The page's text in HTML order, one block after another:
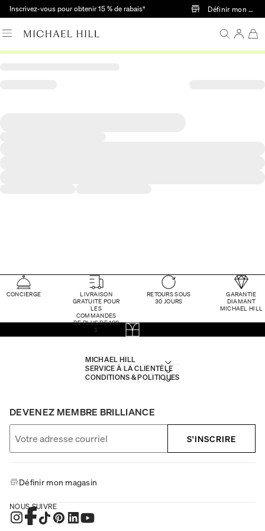
Passer au contenu principal
Inscrivez-vous pour obtenir 15 % de rabais† Définir mon
CONCIERGE
LIVRAISON
GRATUITE POUR
LES
COMMANDES
DE PLUS DE 100
$
RETOURS SOUS
30 JOURS
GARANTIE
DIAMANT
MICHAEL HILL
MICHAEL HILL
SERVICE À LA CLIENTÈLE
CONDITIONS & POLITIQUES
DEVENEZ MEMBRE BRILLIANCE
S'INSCRIRE
Définir mon magasin
NOUS SUIVRE